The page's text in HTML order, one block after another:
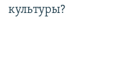
культуры?